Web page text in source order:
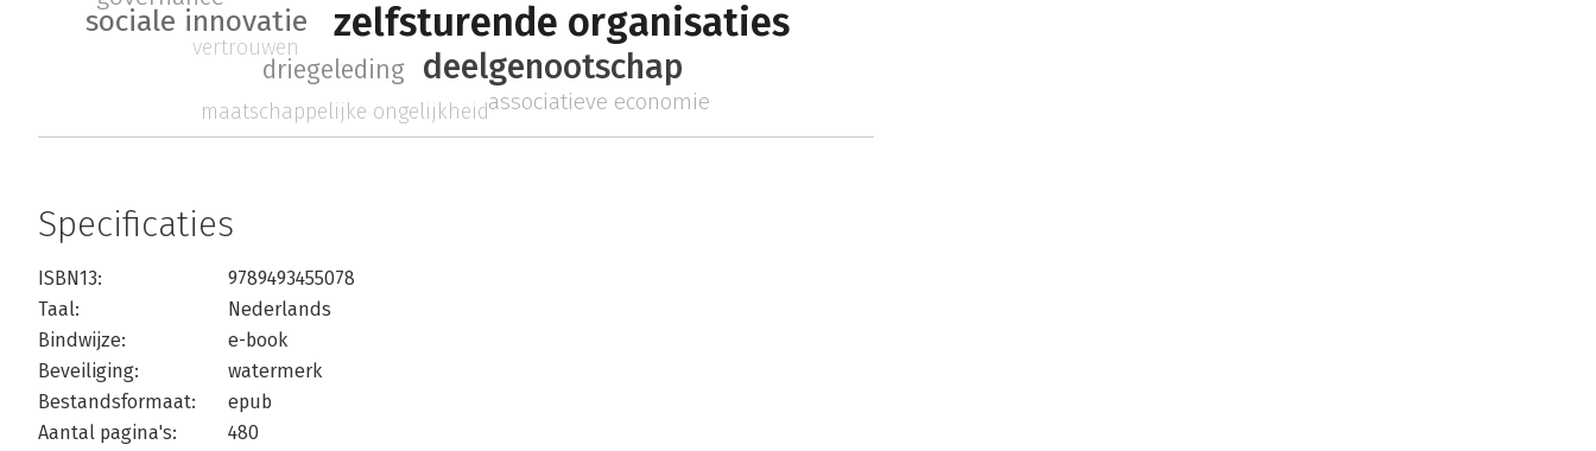
zelfsturende organisaties
deelgenootschap
sociale innovatie
driegeleding
associatieve economie
maatschappelijke ongelijkheid
vertrouwen
Specificaties
ISBN13:
9789493455078
Taal:
Nederlands
Bindwijze:
e-book
Beveiliging:
watermerk
Bestandsformaat:
epub
Aantal pagina's:
480